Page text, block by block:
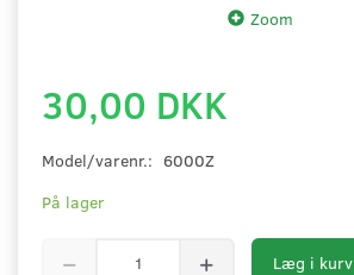
Zoom
30,00 DKK
Model/varenr.: 6000Z
På lager
Læg i kurv